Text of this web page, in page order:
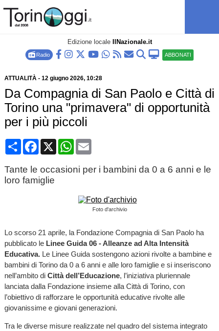
Edizione locale IlNazionale.it
Radio ABBONATI
ATTUALITÀ- 12 giugno 2026, 10:28
Da Compagnia di San Paolo e Città di
Torino una "primavera" di opportunità
per i più piccoli
CondividiFacebook
X WhatsApp
Email
Tante le occasioni per i bambini da 0 a 6 anni e le
loro famiglie
Foto d'archivio
Lo scorso 21 aprile, la Fondazione Compagnia di San Paolo ha
pubblicato le Linee Guida 06 - Alleanze ad Alta Intensità
Educativa. Le Linee Guida sostengono azioni rivolte a bambine e
bambini di Torino da 0 a 6 anni e alle loro famiglie e si inseriscono
nell’ambito di Città dell’Educazione, l’iniziativa pluriennale
lanciata dalla Fondazione insieme alla Città di Torino, con
l’obiettivo di rafforzare le opportunità educative rivolte alle
giovanissime e giovani generazioni.
Tra le diverse misure realizzate nel quadro del sistema integrato